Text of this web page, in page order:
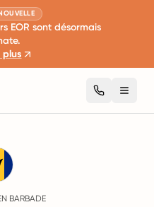
EOR sont désormais
plus
BARBADE